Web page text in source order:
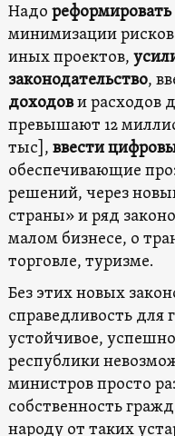
Надо реформировать
минимизации
иных проектов,
законодательство,
доходови расходов
превышают 12
тыс], ввести
обеспечивающие
решений, через
страны» и ряд
малом бизнесе, о
торговле, туризме.
Без этих новых
справедливость для
устойчивое,
республики
министров просто
собственность
народу от таких